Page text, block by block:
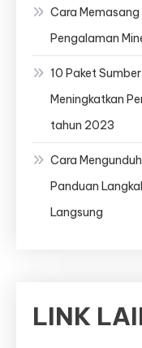
Cara
Pengalaman
10 Paket
Meningkatkan
tahun 2023
Cara
Panduan
Langsung
LINK